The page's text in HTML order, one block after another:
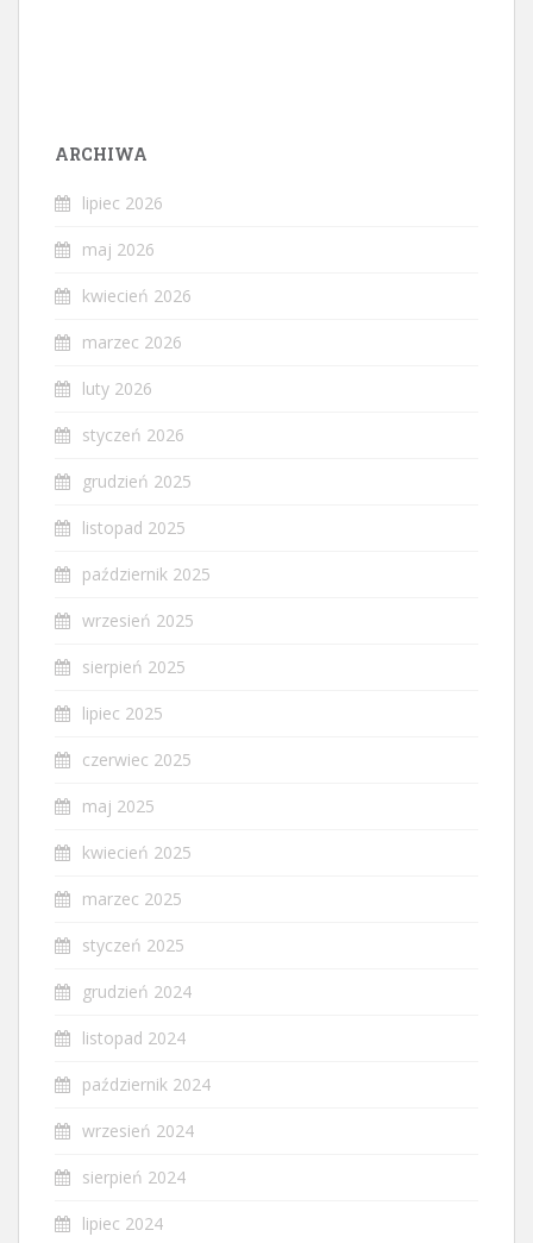
ARCHIWA
lipiec 2026
maj 2026
kwiecień 2026
marzec 2026
luty 2026
styczeń 2026
grudzień 2025
listopad 2025
październik 2025
wrzesień 2025
sierpień 2025
lipiec 2025
czerwiec 2025
maj 2025
kwiecień 2025
marzec 2025
styczeń 2025
grudzień 2024
listopad 2024
październik 2024
wrzesień 2024
sierpień 2024
lipiec 2024